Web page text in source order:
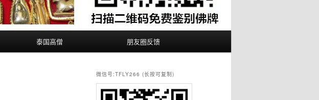
泰国高僧 朋友圈反馈
微信号:TFLY266 (长按可复制)